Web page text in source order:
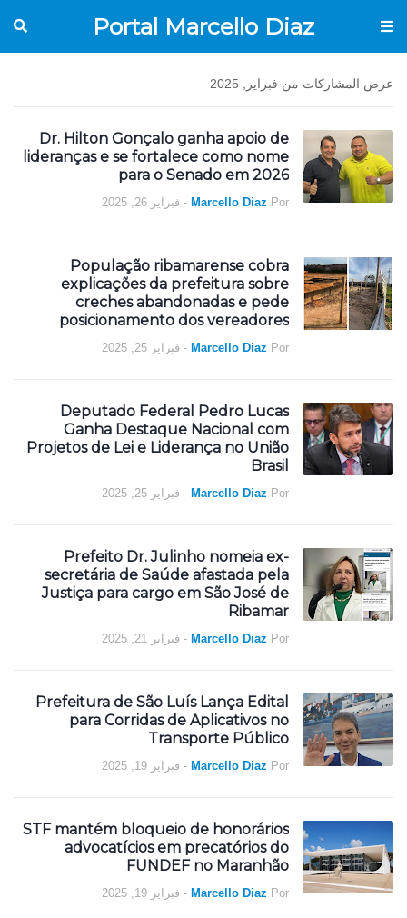
Portal Marcello Diaz
عرض المشاركات من فبراير, 2025
Dr. Hilton Gonçalo ganha apoio de
lideranças e se fortalece como nome
para o Senado em 2026
Por
Marcello Diaz
- فبراير 26, 2025
População ribamarense cobra
explicações da prefeitura sobre
creches abandonadas e pede
posicionamento dos vereadores
Por
Marcello Diaz
- فبراير 25, 2025
Deputado Federal Pedro Lucas
Ganha Destaque Nacional com
Projetos de Lei e Liderança no União
Brasil
Por
Marcello Diaz
- فبراير 25, 2025
Prefeito Dr. Julinho nomeia ex-
secretária de Saúde afastada pela
Justiça para cargo em São José de
Ribamar
Por
Marcello Diaz
- فبراير 21, 2025
Prefeitura de São Luís Lança Edital
para Corridas de Aplicativos no
Transporte Público
Por
Marcello Diaz
- فبراير 19, 2025
STF mantém bloqueio de honorários
advocatícios em precatórios do
FUNDEF no Maranhão
Por
Marcello Diaz
- فبراير 19, 2025